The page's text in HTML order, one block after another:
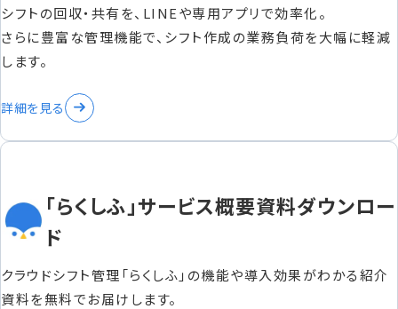
シフトの回収・共有を、LINEや専用アプリで効率化。
さらに豊富な管理機能で、シフト作成の業務負荷を大幅に軽減
します。
詳細を見る
「らくしふ」サービス概要資料ダウンロー
ド
クラウドシフト管理「らくしふ」の機能や導入効果がわかる紹介
資料を無料でお届けします。